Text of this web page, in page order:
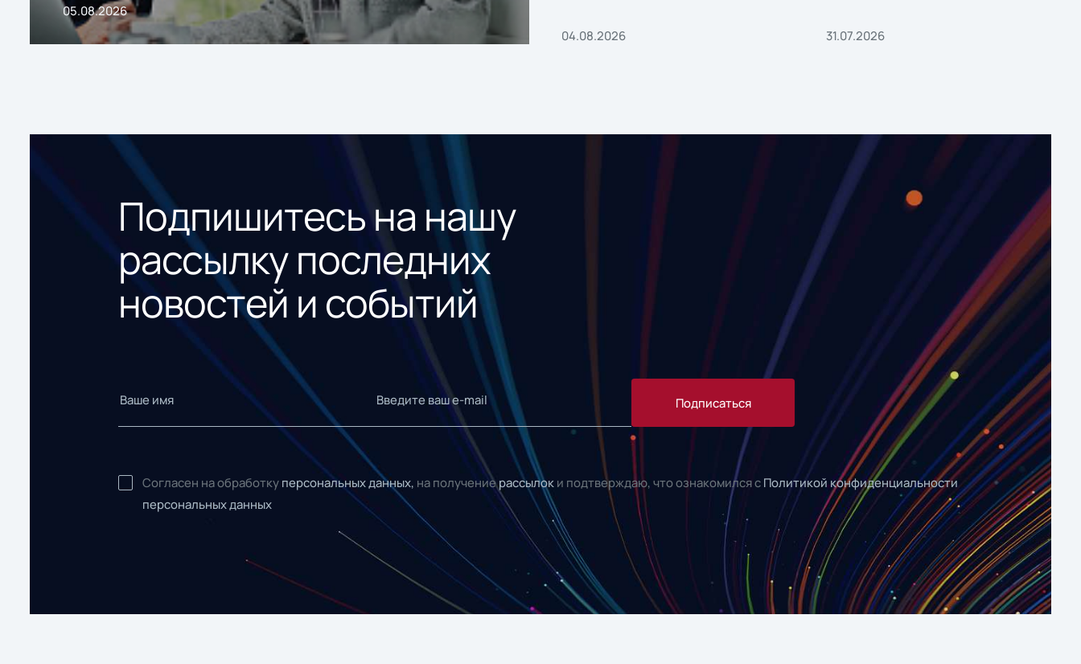
05.08.2026
04.08.2026 31.07.2026
Подпишитесь на нашу
рассылку последних
новостей и событий
Подписаться
Согласен на обработку персональных данных, на получениерассылок и подтверждаю, что ознакомился с Политикой конфиденциальности
персональных данных